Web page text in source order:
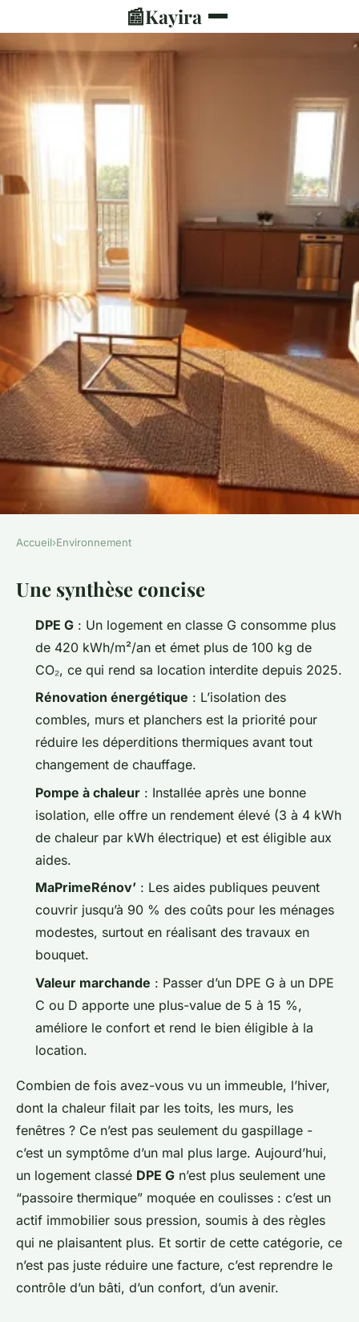
📰Kayira
15 astuces pour maximiser
l'efficacité énergétique d'un
logement G
Joséphine 15/06/2026 14:36
Accueil›Environnement
Une synthèse concise
DPE G : Un logement en classe G consomme plus
de 420 kWh/m²/an et émet plus de 100 kg de
CO₂, ce qui rend sa location interdite depuis 2025.
Rénovation énergétique : L’isolation des
combles, murs et planchers est la priorité pour
réduire les déperditions thermiques avant tout
changement de chauffage.
Pompe à chaleur : Installée après une bonne
isolation, elle offre un rendement élevé (3 à 4 kWh
de chaleur par kWh électrique) et est éligible aux
aides.
MaPrimeRénov’ : Les aides publiques peuvent
couvrir jusqu’à 90 % des coûts pour les ménages
modestes, surtout en réalisant des travaux en
bouquet.
Valeur marchande : Passer d’un DPE G à un DPE
C ou D apporte une plus-value de 5 à 15 %,
améliore le confort et rend le bien éligible à la
location.
Combien de fois avez-vous vu un immeuble, l’hiver,
dont la chaleur filait par les toits, les murs, les
fenêtres ? Ce n’est pas seulement du gaspillage -
c’est un symptôme d’un mal plus large. Aujourd’hui,
un logement classé DPE G n’est plus seulement une
“passoire thermique” moquée en coulisses : c’est un
actif immobilier sous pression, soumis à des règles
qui ne plaisantent plus. Et sortir de cette catégorie, ce
n’est pas juste réduire une facture, c’est reprendre le
contrôle d’un bâti, d’un confort, d’un avenir.